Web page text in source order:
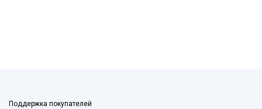
Поддержка покупателей